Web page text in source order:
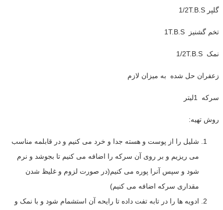
گلپر 1/2T.B.S
تخم گشنیز 1T.B.S
نمک 1/2T.B.S
زعفران حل شده به میزان لازم
سرکه 1لیتر
روش تهیه:
شلیل را از پوست و هسته جدا و خرد می کنیم و در قابلمه مناسب
می ریزیم و بر روی آن سرکه را اضافه می کنیم تا بجوشد و نرم
شود و سپس آنرا پوره می کنیم(در صورت لزوم و غلیظ شدن
مقداری سرکه اضافه می کنیم)
ادویه ها را در تابه تفت داده تا رایحه آن استشمام شود و با نمک و